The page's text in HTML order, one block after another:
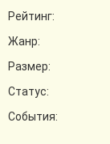
Рейтинг:
Жанр:
Размер:
Статус:
События: